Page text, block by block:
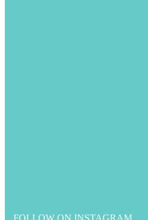
FOLLOW ON INSTAGRAM